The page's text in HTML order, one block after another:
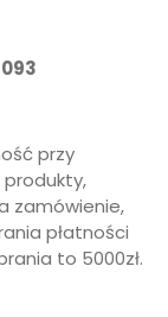
przy
zamówienie,
płatności
to 5000zł.